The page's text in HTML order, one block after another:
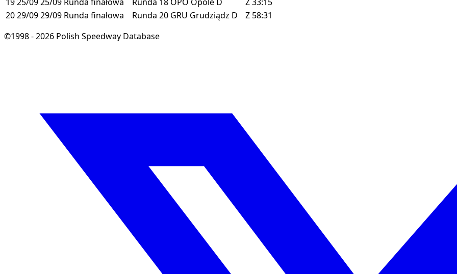
2029/0929/09 Runda finałowa Runda 20 GRU Grudziądz D Z 58:31
©1998 - 2026 Polish Speedway Database